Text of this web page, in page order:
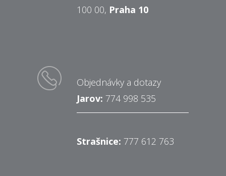
100 00, Praha 10
Objednávky a dotazy
Jarov: 774 998 535
Strašnice: 777 612 763